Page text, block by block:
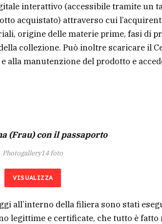
interattivo (accessibile tramite un
acquistato) attraverso cui
origine delle materie prime, fasi di
collezione. Può inoltre scaricare il
alla manutenzione del prodotto e
(Frau) con il passaporto
Photogallery14 foto
VISUALIZZA
all’interno della filiera sono stati
legittime e certificate, che tutto è